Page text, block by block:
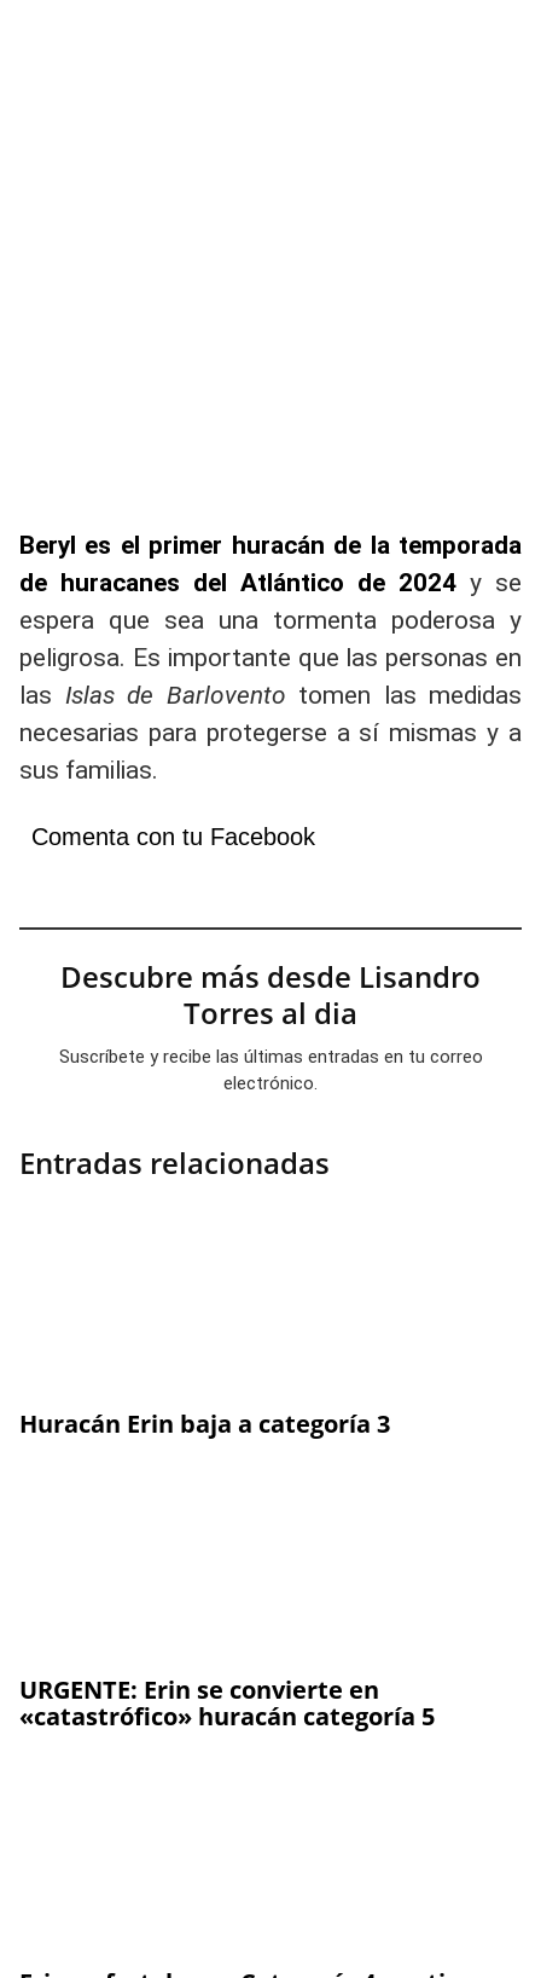
Beryl es el primer huracán de la temporada
de huracanes del Atlántico de 2024 y se
espera que sea una tormenta poderosa y
peligrosa. Es importante que las personas en
las Islas de Barlovento tomen las medidas
necesarias para protegerse a sí mismas y a
sus familias.
Comenta con tu Facebook
Descubre más desde Lisandro
Torres al dia
Suscríbete y recibe las últimas entradas en tu correo
electrónico.
Entradas relacionadas
Huracán Erin baja a categoría 3
URGENTE: Erin se convierte en
«catastrófico» huracán categoría 5